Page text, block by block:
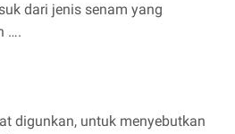
dari jenis senam yang
….
digunkan, untuk menyebutkan